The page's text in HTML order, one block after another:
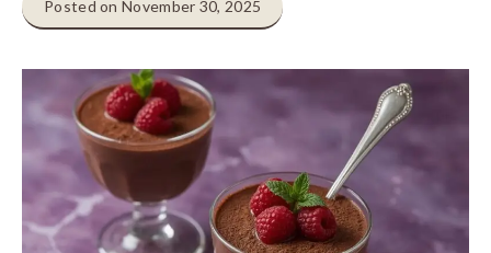
Posted on November 30, 2025